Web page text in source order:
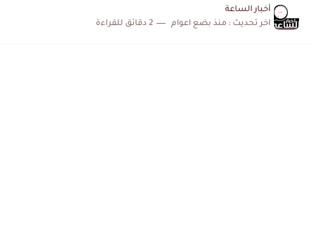
أخبار الساعة
اخر تحديث : منذ بضع اعوام 2 دقائق للقراءة